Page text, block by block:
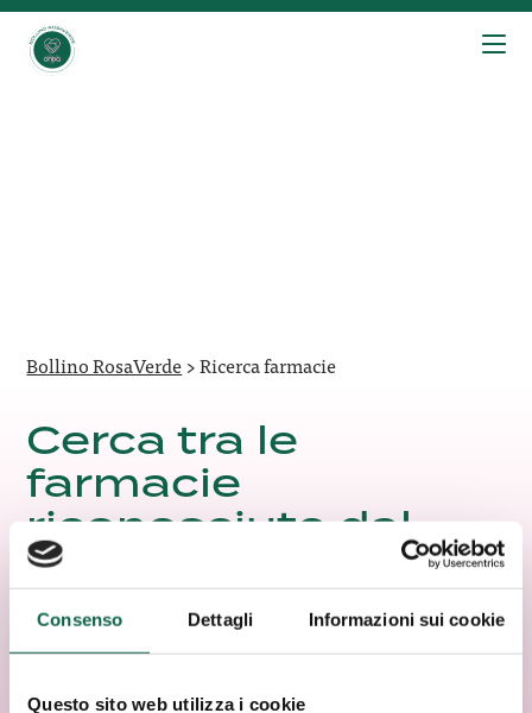
Consenso Dettagli Informazioni sui cookie
Questo sito web utilizza i cookie
Bollino RosaVerde>Ricerca farmacie
Cerca tra le
farmacie
riconosciute dal
Bollino Rosa Verde
in tutta Italia